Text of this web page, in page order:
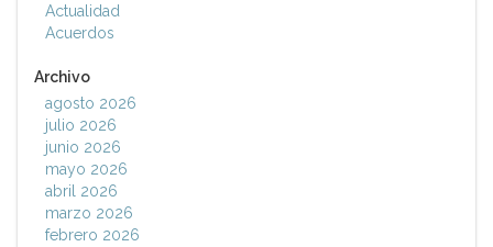
Actualidad
Acuerdos
Archivo
agosto 2026
julio 2026
junio 2026
mayo 2026
abril 2026
marzo 2026
febrero 2026